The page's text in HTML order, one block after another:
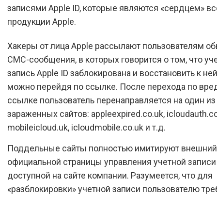
записями Apple ID, которые являются «сердцем»
продукции Apple.
Хакеры от лица Apple рассылают пользователям
СМС-сообщения, в которых говорится о том, что
запись Apple ID заблокирована и восстановить к
можно перейдя по ссылке. После перехода по
ссылке пользователь перенаправляется на один из
зараженных сайтов: appleexpired.co.uk,
mobileicloud.uk, icloudmobile.co.uk и т.д.
Поддельные сайты полностью имитируют
официальной страницы управления учетной записи
доступной на сайте компании. Разумеется, что для
«разблокировки» учетной записи пользователю